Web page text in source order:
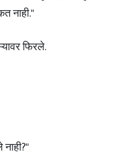
नाही."
फिरले.